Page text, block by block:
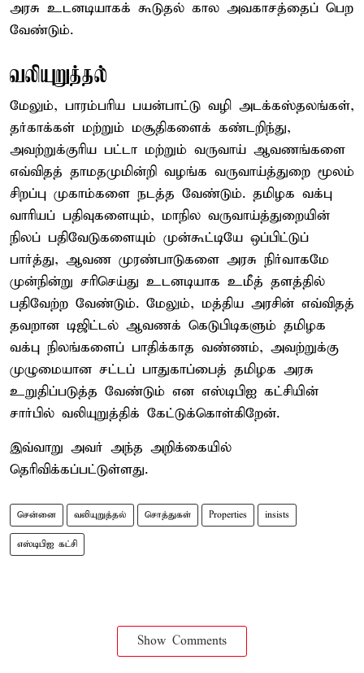
அரசு உடனடியாகக் கூடுதல் கால அவகாசத்தைப் பெற
வேண்டும்.
வலியுறுத்தல்
மேலும், பாரம்பரிய பயன்பாட்டு வழி அடக்கஸ்தலங்கள்,
தர்காக்கள் மற்றும் மசூதிகளைக் கண்டறிந்து,
அவற்றுக்குரிய பட்டா மற்றும் வருவாய் ஆவணங்களை
எவ்விதத் தாமதமுமின்றி வழங்க வருவாய்த்துறை மூலம்
சிறப்பு முகாம்களை நடத்த வேண்டும். தமிழக வக்பு
வாரியப் பதிவுகளையும், மாநில வருவாய்த்துறையின்
நிலப் பதிவேடுகளையும் முன்கூட்டியே ஒப்பிட்டுப்
பார்த்து, ஆவண முரண்பாடுகளை அரசு நிர்வாகமே
முன்நின்று சரிசெய்து உடனடியாக உமீத் தளத்தில்
பதிவேற்ற வேண்டும். மேலும், மத்திய அரசின் எவ்விதத்
தவறான டிஜிட்டல் ஆவணக் கெடுபிடிகளும் தமிழக
வக்பு நிலங்களைப் பாதிக்காத வண்ணம், அவற்றுக்கு
முழுமையான சட்டப் பாதுகாப்பைத் தமிழக அரசு
உறுதிப்படுத்த வேண்டும் என எஸ்டிபிஐ கட்சியின்
சார்பில் வலியுறுத்திக் கேட்டுக்கொள்கிறேன்.
இவ்வாறு அவர் அந்த அறிக்கையில்
தெரிவிக்கப்பட்டுள்ளது.
சென்னை வலியுறுத்தல் சொத்துகள் Properties insists
எஸ்டிபிஐ கட்சி
Show Comments